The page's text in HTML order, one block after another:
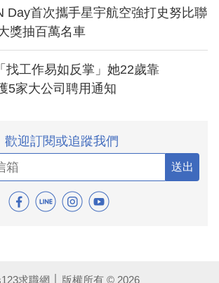
Day首次攜手星宇航空強打史努比聯
獎抽百萬名車
找工作易如反掌」她22歲靠
5家大公司聘用通知
歡迎訂閱或追蹤我們
送出
求職網 │ 版權所有 © 2026